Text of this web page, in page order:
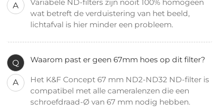
A
Variabele ND-filters zijn nooit 100% homogeen
wat betreft de verduistering van het beeld,
lichtafval is hier minder een probleem.
Q Waarom past er geen 67mm hoes op dit filter?
A
Het K&F Concept 67 mm ND2-ND32 ND-filter is
compatibel met alle cameralenzen die een
schroefdraad-Ø van 67 mm nodig hebben.